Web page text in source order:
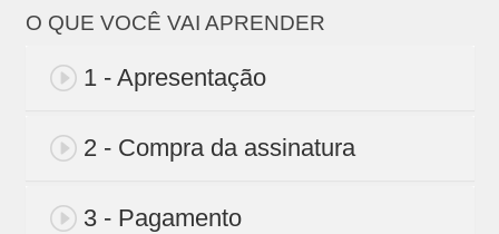
O QUE VOCÊ VAI APRENDER
1 - Apresentação
2 - Compra da assinatura
3 - Pagamento